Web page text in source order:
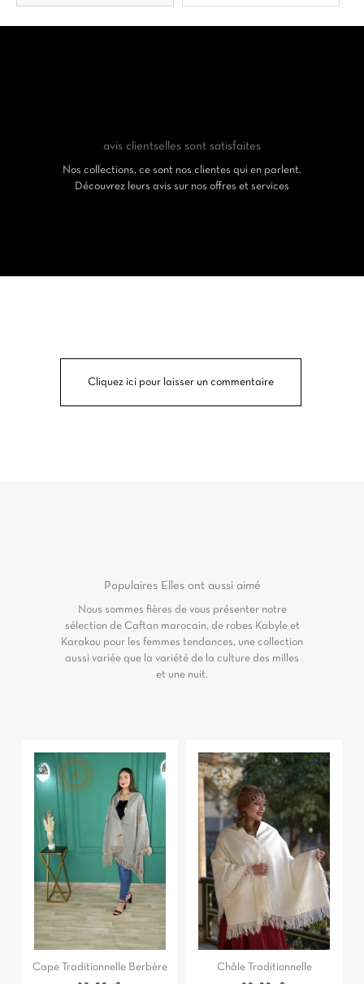
avis clientselles sont satisfaites
Nos collections, ce sont nos clientes qui en parlent.
Découvrez leurs avis sur nos offres et services
Cliquez ici pour laisser un commentaire
Populaires Elles ont aussi aimé
Nous sommes fières de vous présenter notre
sélection de Caftan marocain, de robes Kabyle et
Karakou pour les femmes tendances, une collection
aussi variée que la variété de la culture des milles
et une nuit.
Cape Traditionnelle Berbère Châle Traditionnelle